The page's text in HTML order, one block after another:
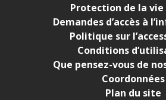
Protection de la vie
Demandes d’accès à
Politique sur
Conditions
Que pensez-vous de
Coordonnées
Plan du site